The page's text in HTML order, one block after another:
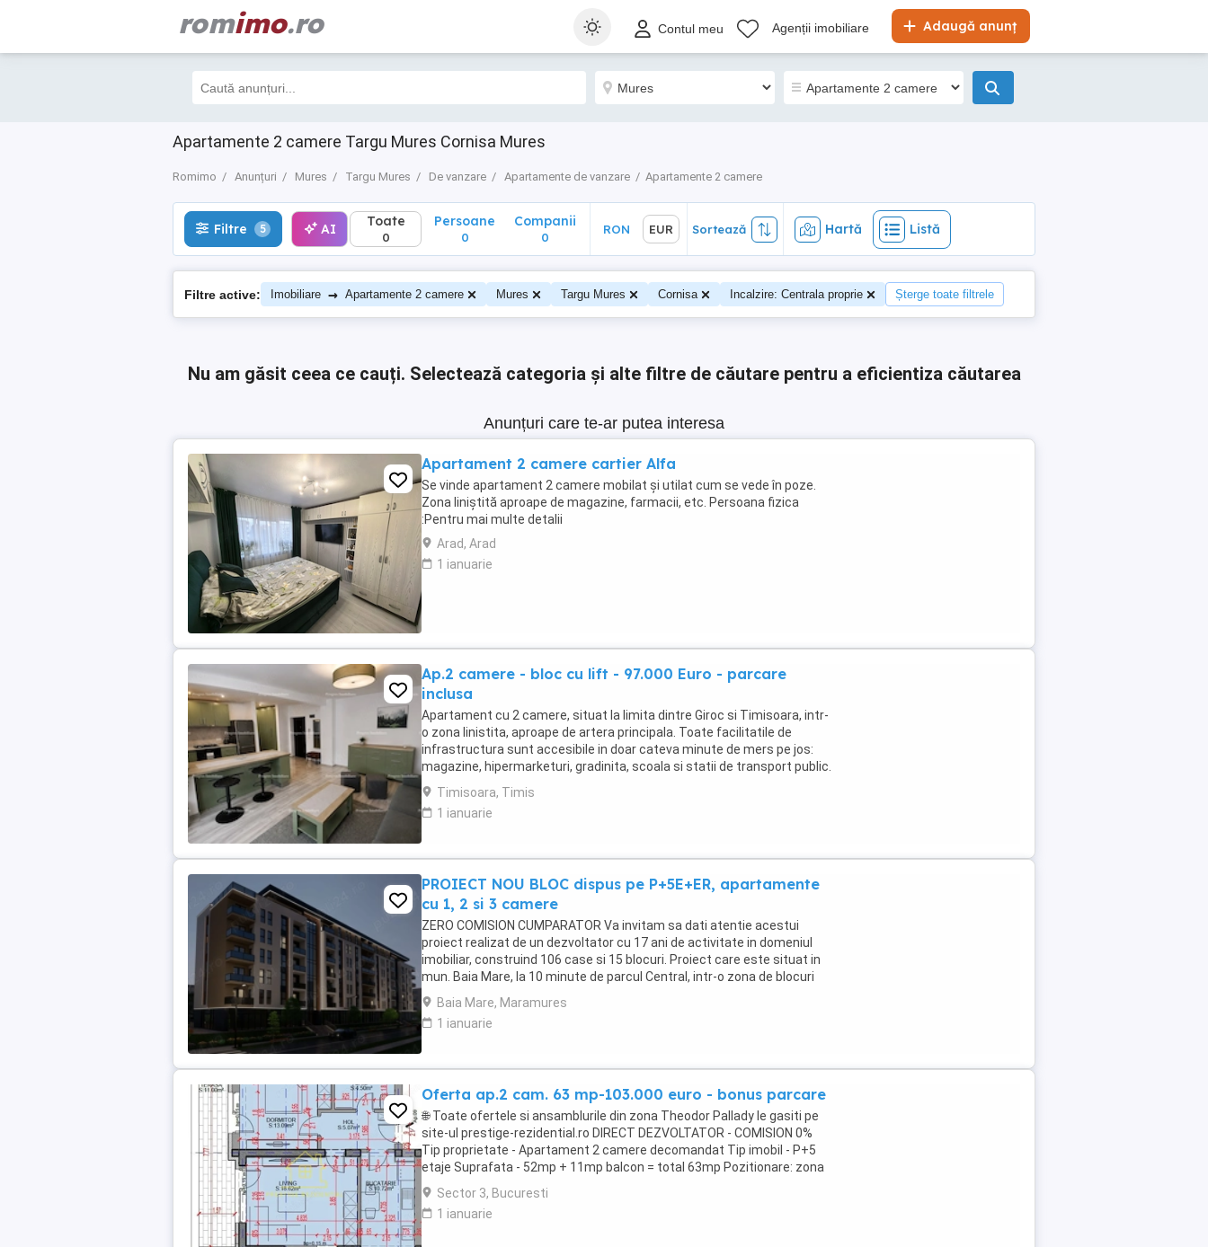
romimo.ro Adaugă anunț
Contul meu Agenții imobiliare
Apartamente 2 camere Targu Mures Cornisa Mures
Romimo Anunțuri Mures Targu Mures De vanzare Apartamente de vanzare Apartamente 2 camere
Filtre 5 AI RON EUR Sortează Hartă Listă
Filtre 5 AI Toate
0
Persoane
0
Companii
0
RON EUR Sortează Hartă Listă
Filtre active: Imobiliare → Apartamente 2 camere Mures Targu Mures Cornisa Incalzire: Centrala proprie Șterge toate filtrele
Nu am găsit ceea ce cauți. Selectează categoria și alte filtre de căutare pentru a eficientiza căutarea
Anunțuri care te-ar putea interesa
Apartament 2 camere cartier Alfa
Se vinde apartament 2 camere mobilat și utilat cum se vede în poze.
Zona liniștită aproape de magazine, farmacii, etc. Persoana fizica
:Pentru mai multe detalii
Arad, Arad
1 ianuarie
Ap.2 camere - bloc cu lift - 97.000 Euro - parcare
inclusa
Apartament cu 2 camere, situat la limita dintre Giroc si Timisoara, intr-
o zona linistita, aproape de artera principala. Toate facilitatile de
infrastructura sunt accesibile in doar cateva minute de mers pe jos:
magazine, hipermarketuri, gradinita, scoala si statii de transport public.
Compartimentare: Living ...
Timisoara, Timis
1 ianuarie
PROIECT NOU BLOC dispus pe P+5E+ER, apartamente
cu 1, 2 si 3 camere
ZERO COMISION CUMPARATOR Va invitam sa dati atentie acestui
proiect realizat de un dezvoltator cu 17 ani de activitate in domeniul
imobiliar, construind 106 case si 15 blocuri. Proiect care este situat in
mun. Baia Mare, la 10 minute de parcul Central, intr-o zona de blocuri
noi si care oferă acces ...
Baia Mare, Maramures
1 ianuarie
Oferta ap.2 cam. 63 mp-103.000 euro - bonus parcare
🌐 Toate ofertele si ansamblurile din zona Theodor Pallady le gasiti pe
site-ul prestige-rezidential.ro DIRECT DEZVOLTATOR - COMISION 0%
Tip proprietate - Apartament 2 camere decomandat Tip imobil - P+5
etaje Suprafata - 52mp + 11mp balcon = total 63mp Pozitionare: zona
Titan-Pallady Facilitati in ...
Sector 3, Bucuresti
1 ianuarie